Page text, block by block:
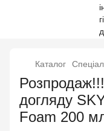
Каталог
догляду
Foam 200